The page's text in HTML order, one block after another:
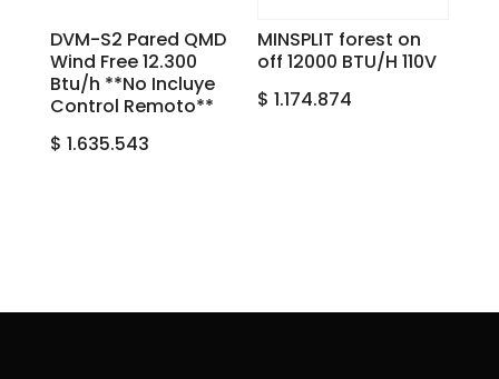
DVM-S2 Pared QMD
Wind Free 12.300
Btu/h **No Incluye
Control Remoto**
$ 1.635.543
MINSPLIT forest on
off 12000 BTU/H 110V
$ 1.174.874